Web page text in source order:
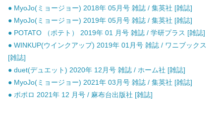
● MyoJo(ミョージョー) 2018年 05月号 雑誌 / 集英社 [雑誌]
● MyoJo(ミョージョー) 2019年 05月号 雑誌 / 集英社 [雑誌]
● POTATO （ポテト） 2019年 01 月号 雑誌 / 学研プラス [雑誌]
● WINKUP(ウインクアップ) 2019年 01月号 雑誌 / ワニブックス
[雑誌]
● duet(デュエット) 2020年 12月号 雑誌 / ホーム社 [雑誌]
● MyoJo(ミョージョー) 2021年 03月号 雑誌 / 集英社 [雑誌]
● ポポロ 2021年 12 月号 / 麻布台出版社 [雑誌]